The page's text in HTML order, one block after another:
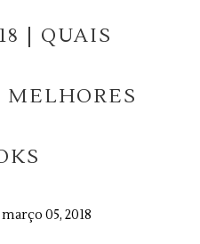
| QUAIS
MELHORES
05, 2018